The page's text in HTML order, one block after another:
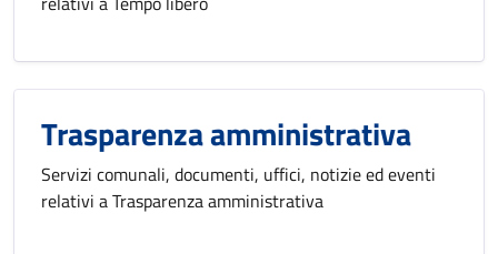
Trasparenza amministrativa
Servizi comunali, documenti, uffici, notizie ed eventi
relativi a Trasparenza amministrativa